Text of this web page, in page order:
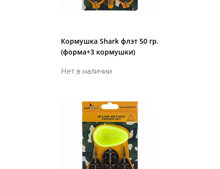
Кормушка Shark флэт 50 гр.
(форма+3 кормушки)
Нет в наличии